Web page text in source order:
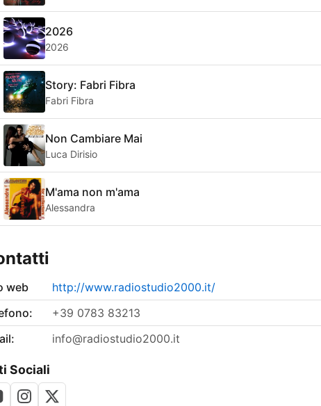
2026
2026
Story: Fabri Fibra
Fabri Fibra
Non Cambiare Mai
Luca Dirisio
M'ama non m'ama
Alessandra
web
http://www.radiostudio2000.it/
+39 0783 83213
info@radiostudio2000.it
Sociali